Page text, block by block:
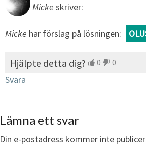
Micke skriver:
Micke har förslag på lösningen:
Hjälpte detta dig? 0 0
Svara
Lämna ett svar
Din e-postadress kommer inte